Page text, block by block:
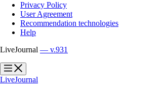
Privacy Policy
User Agreement
Recommendation technologies
Help
LiveJournal — v.931
?
?
LiveJournal